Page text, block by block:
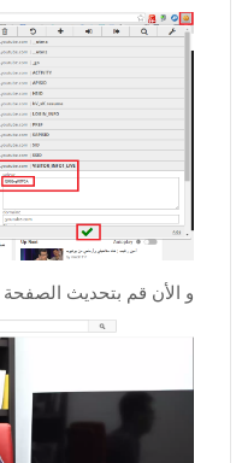
و الأن قم بتحديث